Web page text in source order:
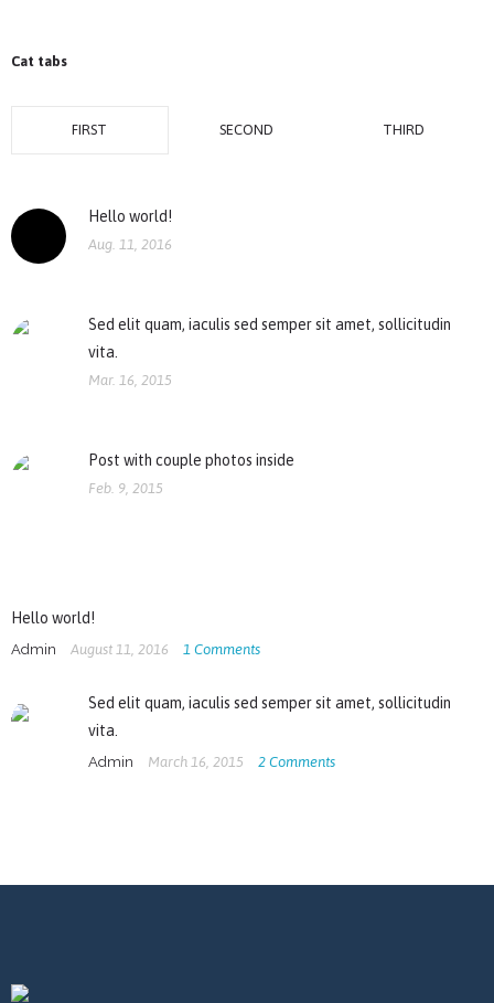
Cat tabs
FIRST SECOND THIRD
Hello world!
Aug. 11, 2016
Sed elit quam, iaculis sed semper sit amet, sollicitudin
vita.
Mar. 16, 2015
Post with couple photos inside
Feb. 9, 2015
Hello world!
Admin August 11, 2016 1 Comments
Sed elit quam, iaculis sed semper sit amet, sollicitudin
vita.
Admin March 16, 2015 2 Comments